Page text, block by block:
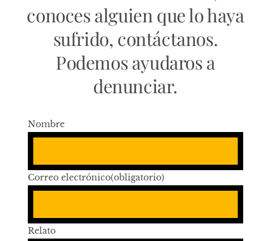
conoces alguien que lo haya
sufrido, contáctanos.
Podemos ayudaros a
denunciar.
Nombre
Correo electrónico(obligatorio)
Relato